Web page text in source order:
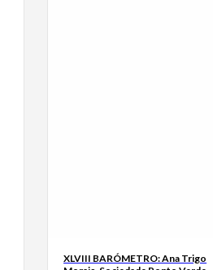
XLVIII BARÓMETRO: Ana Trigo